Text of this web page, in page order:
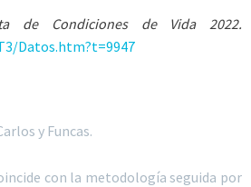
de Condiciones de Vida 2022.
Datos.htm?t=9947
y Funcas.
con la metodología seguida por